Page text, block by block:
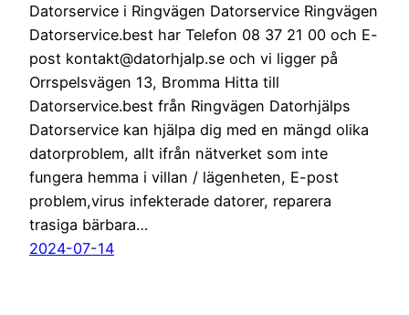
Datorservice i Ringvägen Datorservice Ringvägen
Datorservice.best har Telefon 08 37 21 00 och E-
post kontakt@datorhjalp.se och vi ligger på
Orrspelsvägen 13, Bromma Hitta till
Datorservice.best från Ringvägen Datorhjälps
Datorservice kan hjälpa dig med en mängd olika
datorproblem, allt ifrån nätverket som inte
fungera hemma i villan / lägenheten, E-post
problem,virus infekterade datorer, reparera
trasiga bärbara…
2024-07-14